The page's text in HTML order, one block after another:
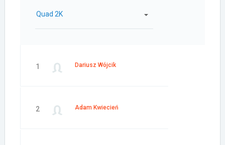
Quad 2K
1 Dariusz Wójcik
2 Adam Kwiecień